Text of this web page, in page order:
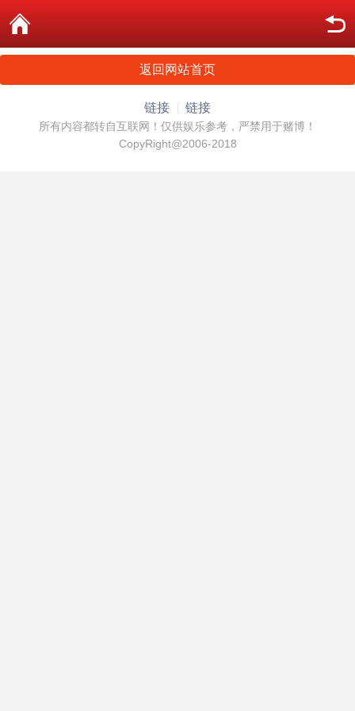
返回网站首页
链接 链接
所有内容都转自互联网！仅供娱乐参考，严禁用于赌博！
CopyRight@2006-2018